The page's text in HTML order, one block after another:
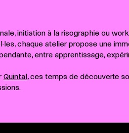
initiation à la risographie ou
chaque atelier propose une
entre apprentissage,
Quintal, ces temps de découverte